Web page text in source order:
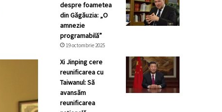
despre foametea
din Găgăuzia: „O
amnezie
programabilă”
19 octombrie 2025
Xi Jinping cere
reunificarea cu
Taiwanul: Să
avansăm
reunificarea